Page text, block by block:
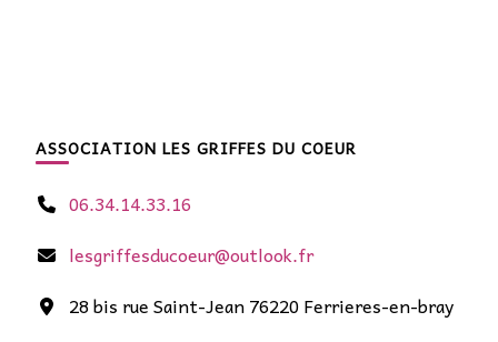
ASSOCIATION LES GRIFFES DU COEUR
06.34.14.33.16
lesgriffesducoeur@outlook.fr
28 bis rue Saint-Jean 76220 Ferrieres-en-bray